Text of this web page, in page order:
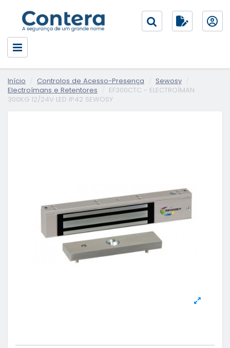
Início Controlos de Acesso-Presença
Sewosy
Electroímans e Retentores
EF300CTC - ELECTROÍMAN
300KG 12/24V LED IP42 SEWOSY